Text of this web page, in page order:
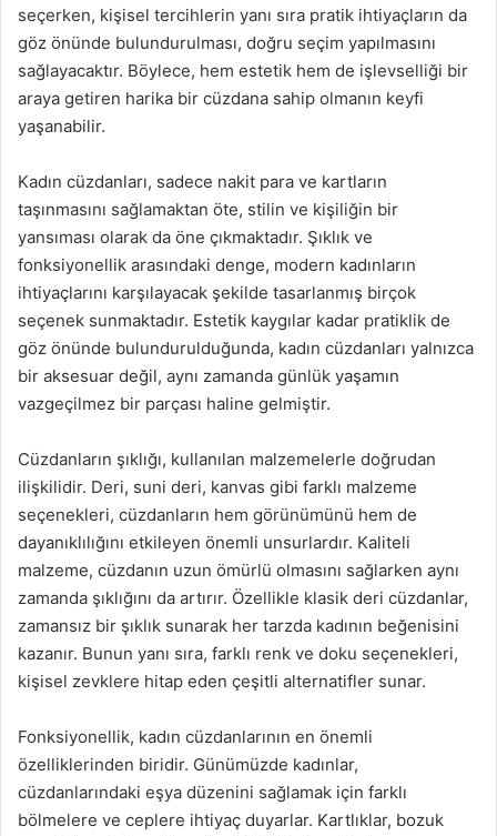
seçerken, kişisel tercihlerin yanı sıra pratik ihtiyaçların da
göz önünde bulundurulması, doğru seçim yapılmasını
sağlayacaktır. Böylece, hem estetik hem de işlevselliği bir
araya getiren harika bir cüzdana sahip olmanın keyfi
yaşanabilir.
Kadın cüzdanları, sadece nakit para ve kartların
taşınmasını sağlamaktan öte, stilin ve kişiliğin bir
yansıması olarak da öne çıkmaktadır. Şıklık ve
fonksiyonellik arasındaki denge, modern kadınların
ihtiyaçlarını karşılayacak şekilde tasarlanmış birçok
seçenek sunmaktadır. Estetik kaygılar kadar pratiklik de
göz önünde bulundurulduğunda, kadın cüzdanları yalnızca
bir aksesuar değil, aynı zamanda günlük yaşamın
vazgeçilmez bir parçası haline gelmiştir.
Cüzdanların şıklığı, kullanılan malzemelerle doğrudan
ilişkilidir. Deri, suni deri, kanvas gibi farklı malzeme
seçenekleri, cüzdanların hem görünümünü hem de
dayanıklılığını etkileyen önemli unsurlardır. Kaliteli
malzeme, cüzdanın uzun ömürlü olmasını sağlarken aynı
zamanda şıklığını da artırır. Özellikle klasik deri cüzdanlar,
zamansız bir şıklık sunarak her tarzda kadının beğenisini
kazanır. Bunun yanı sıra, farklı renk ve doku seçenekleri,
kişisel zevklere hitap eden çeşitli alternatifler sunar.
Fonksiyonellik, kadın cüzdanlarının en önemli
özelliklerinden biridir. Günümüzde kadınlar,
cüzdanlarındaki eşya düzenini sağlamak için farklı
bölmelere ve ceplere ihtiyaç duyarlar. Kartlıklar, bozuk